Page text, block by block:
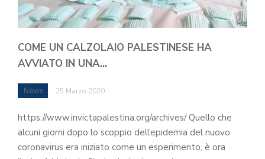
COME UN CALZOLAIO PALESTINESE HA
AVVIATO IN UNA…
News 25 Marzo 2020
https://www.invictapalestina.org/archives/ Quello che
alcuni giorni dopo lo scoppio dell’epidemia del nuovo
coronavirus era iniziato come un esperimento, è ora